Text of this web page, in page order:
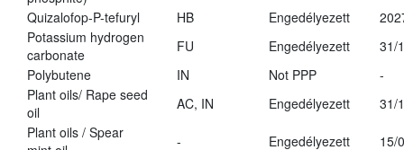
Quizalofop-P-tefuryl HB Engedélyezett
Potassium hydrogen
carbonate
FU Engedélyezett
31/
Polybutene
IN Not PPP
-
Plant oils/ Rape seed
oil
AC, IN Engedélyezett
31/
Plant oils / Spear
- Engedélyezett
15/